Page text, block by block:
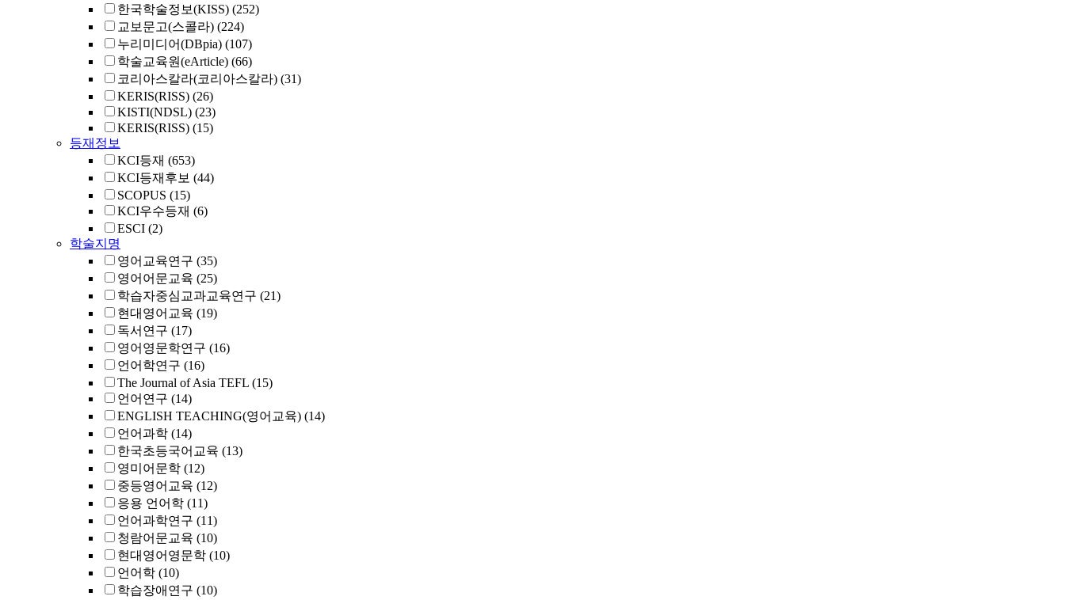
한국학술정보(KISS) (252)
교보문고(스콜라) (224)
누리미디어(DBpia) (107)
학술교육원(eArticle) (66)
코리아스칼라(코리아스칼라) (31)
KERIS(RISS) (26)
KISTI(NDSL) (23)
KERIS(RISS) (15)
등재정보
KCI등재 (653)
KCI등재후보 (44)
SCOPUS (15)
KCI우수등재 (6)
ESCI (2)
학술지명
영어교육연구 (35)
영어어문교육 (25)
학습자중심교과교육연구 (21)
현대영어교육 (19)
독서연구 (17)
영어영문학연구 (16)
언어학연구 (16)
The Journal of Asia TEFL (15)
언어연구 (14)
ENGLISH TEACHING(영어교육) (14)
언어과학 (14)
한국초등국어교육 (13)
영미어문학 (12)
중등영어교육 (12)
응용 언어학 (11)
언어과학연구 (11)
청람어문교육 (10)
현대영어영문학 (10)
언어학 (10)
학습장애연구 (10)